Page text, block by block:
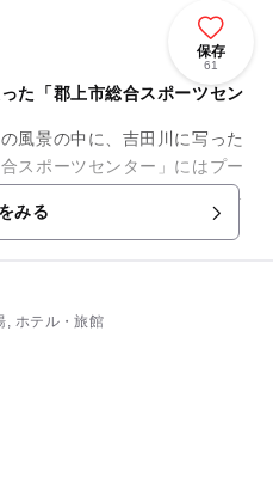
保存
61
た「郡上市総合スポーツセン
風景の中に、吉田川に写った
スポーツセンター」にはプー
る温水プールなので、一年中
みる
, ホテル・旅館